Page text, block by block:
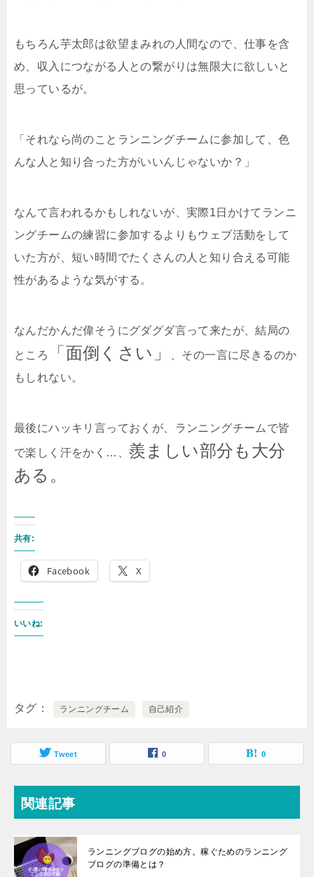
もちろん芋太郎は欲望まみれの人間なので、仕事を含
め、収入につながる人との繋がりは無限大に欲しいと
思っているが。
「それなら尚のことランニングチームに参加して、色
んな人と知り合った方がいいんじゃないか？」
なんて言われるかもしれないが、実際1日かけてランニ
ングチームの練習に参加するよりもウェブ活動をして
いた方が、短い時間でたくさんの人と知り合える可能
性があるような気がする。
なんだかんだ偉そうにグダグダ言って来たが、結局の
ところ 「面倒くさい」
、その一言に尽きるのか
もしれない。
最後にハッキリ言っておくが、ランニングチームで皆
で楽しく汗をかく…、 羨ましい部分も大分
ある。
共有:
Facebook X
いいね:
タグ ランニングチーム 自己紹介
Tweet 0 0
関連記事
ランニングブログの始め方。稼ぐためのランニング
ブログの準備とは？